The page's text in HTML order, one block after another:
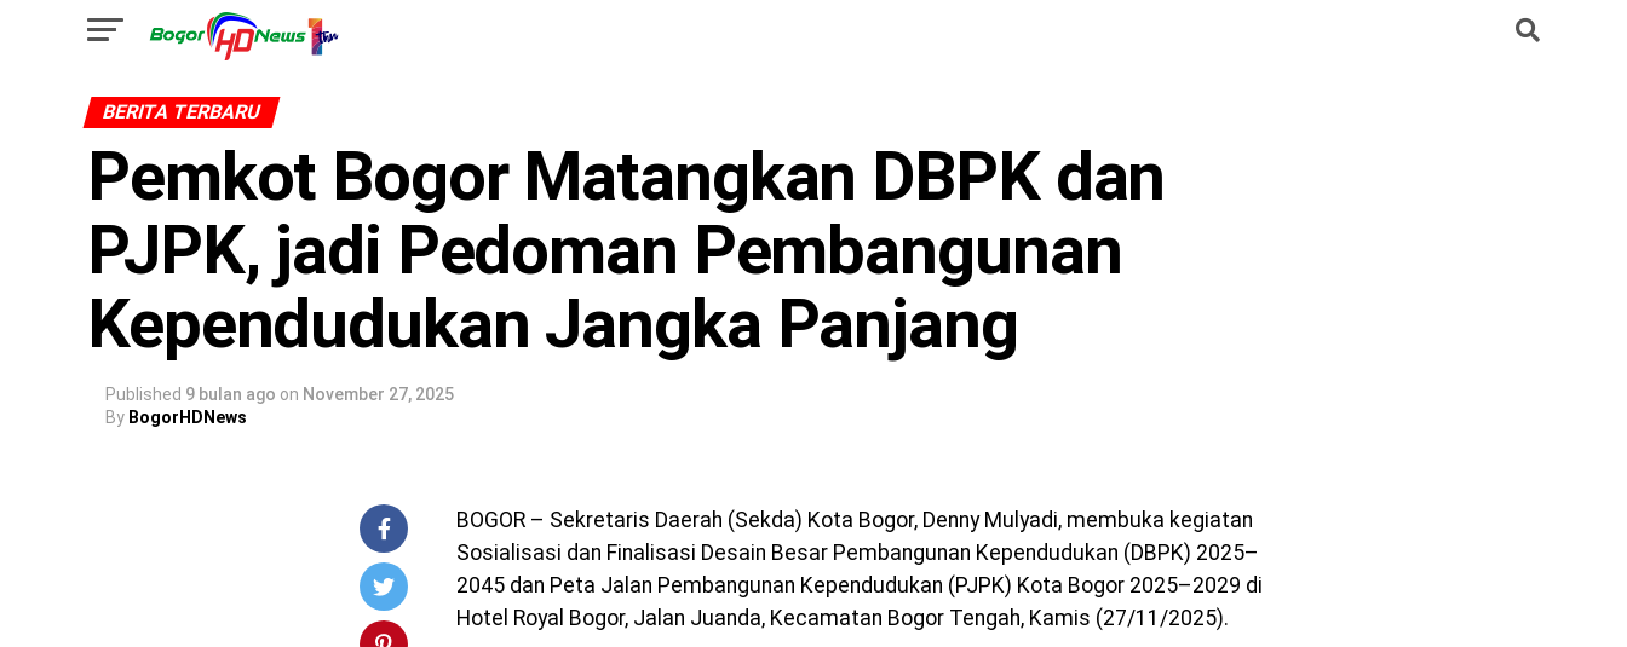
BERITA TERBARU
Pemkot Bogor Matangkan DBPK dan
PJPK, jadi Pedoman Pembangunan
Kependudukan Jangka Panjang
Published 9 bulan ago on November 27, 2025
By BogorHDNews
BOGOR – Sekretaris Daerah (Sekda) Kota Bogor, Denny Mulyadi, membuka kegiatan
Sosialisasi dan Finalisasi Desain Besar Pembangunan Kependudukan (DBPK) 2025–
2045 dan Peta Jalan Pembangunan Kependudukan (PJPK) Kota Bogor 2025–2029 di
Hotel Royal Bogor, Jalan Juanda, Kecamatan Bogor Tengah, Kamis (27/11/2025).